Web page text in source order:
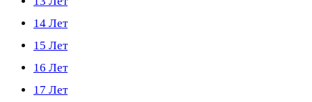
14 Лет
15 Лет
16 Лет
17 Лет